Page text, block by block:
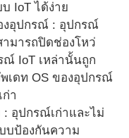
IoT ได้ง่าย
งอุปกรณ์ : อุปกรณ์
มารถปิดช่องโหว่
ณ์ IoT เหล่านั้นถูก
เดท OS ของอุปกรณ์
า
อุปกรณ์เก่าและไม่
บป้องกันความ